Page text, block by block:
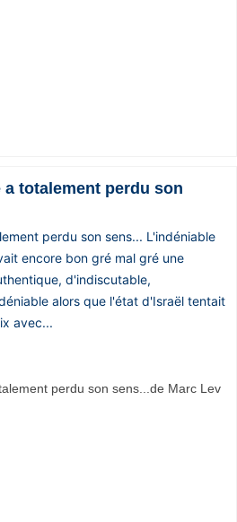
totalement perdu son
perdu son sens... L'indéniable
encore bon gré mal gré une
d'indiscutable,
alors que l'état d'Israël tentait
avec...